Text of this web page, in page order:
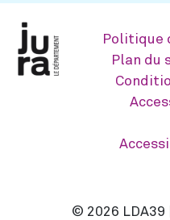
Politique
Plan du
© 2026 LDA39 |